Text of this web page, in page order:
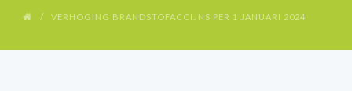
VERHOGING BRANDSTOFACCIJNS PER 1 JANUARI 2024